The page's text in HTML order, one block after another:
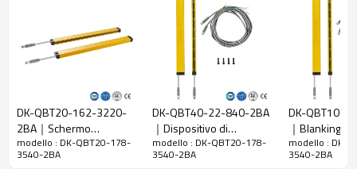
Quantità di
travi
d'azione
3540 mm
Taglia del
prodotto
15mm*30mm*L, L è la lunghezza dell'emettitore e
del ricevitore.
DK-QBT20-162-3220-
2BA｜Schermo
luminoso di sicurezza｜
DADISICK
modello : DK-QBT20-178-
3540-2BA
DK-QBT40-22-840-2BA
｜Dispositivo di
sicurezza per barriere
fotoelettriche｜DADISICK
modello : DK-QBT20-178-
3540-2BA
DK-QBT10-
｜Blanking
DADISICK
modello : DK-
3540-2BA